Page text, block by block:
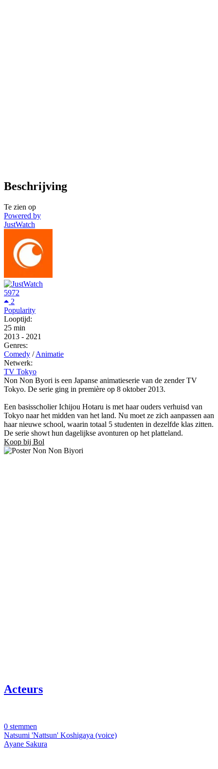
Beschrijving
Te zien op
Powered by
JustWatch
5972
2
Popularity
Looptijd:
25 min
2013 - 2021
Genres:
Comedy / Animatie
Netwerk:
TV Tokyo
Non Non Byori is een Japanse animatieserie van de zender TV
Tokyo. De serie ging in première op 8 oktober 2013.
Een basisscholier Ichijou Hotaru is met haar ouders verhuisd van
Tokyo naar het midden van het land. Nu moet ze zich aanpassen aan
haar nieuwe school, waarin totaal 5 studenten in dezelfde klas zitten.
De serie showt hun dagelijkse avonturen op het platteland.
Koop bij Bol
Acteurs
0 stemmen
Natsumi 'Nattsun' Koshigaya (voice)
Ayane Sakura